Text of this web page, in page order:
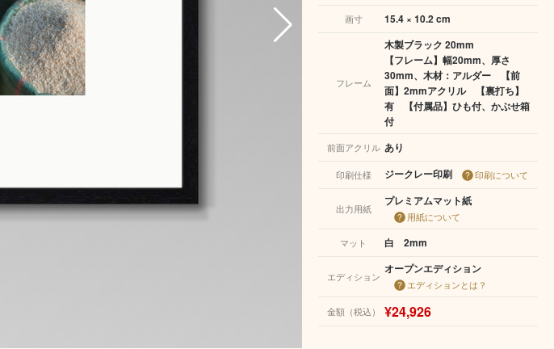
画寸 15.4 × 10.2 cm
フレーム
木製ブラック 20mm
【フレーム】幅20mm、厚さ
30mm、木材：アルダー 【前
面】2mmアクリル 【裏打ち】
有 【付属品】ひも付、かぶせ箱
付
前面アクリル あり
印刷仕様 ジークレー印刷 印刷について
出力用紙
プレミアムマット紙
用紙について
マット
白 2mm
エディション
オープンエディション
エディションとは？
金額（税込） ¥24,926